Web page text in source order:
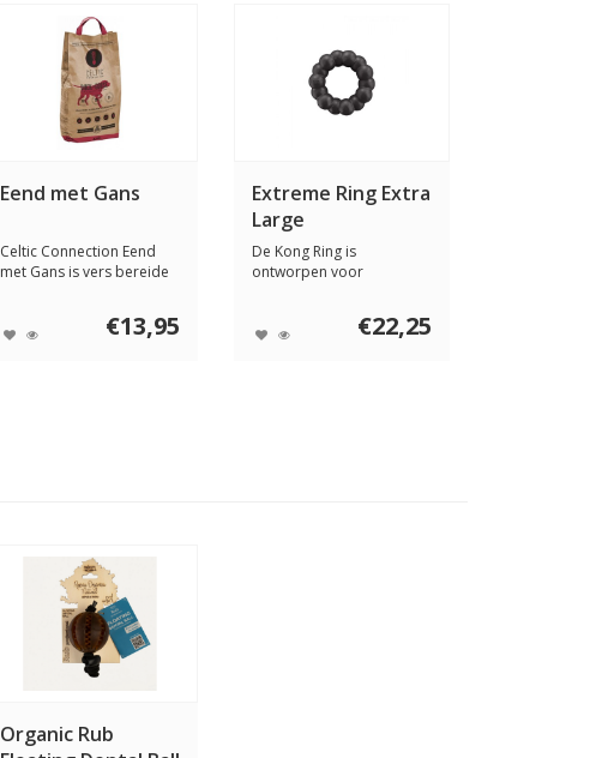
Eend met Gans
Celtic Connection Eend
met Gans is vers bereide
€13,95
Extreme Ring Extra
Large
De Kong Ring is
ontworpen voor
€22,25
Organic Rub